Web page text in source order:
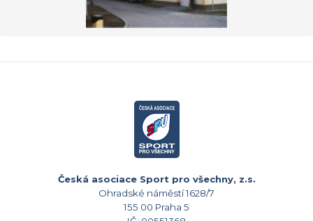
Česká asociace Sport pro všechny, z.s.
Ohradské náměstí 1628/7
155 00 Praha 5